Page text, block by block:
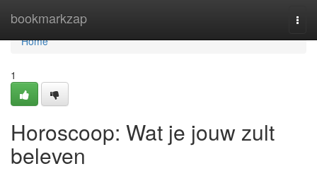
bookmarkzap
Home
Home
1
Horoscoop: Wat je jouw zult
beleven